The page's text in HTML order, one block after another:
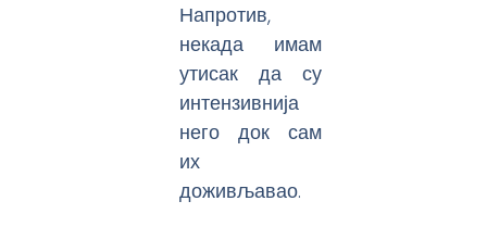
Напротив,
некада имам
утисак да су
интензивнија
него док сам
их
доживљавао.